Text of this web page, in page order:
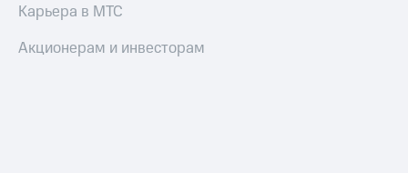
Карьера в МТС
Акционерам и инвесторам